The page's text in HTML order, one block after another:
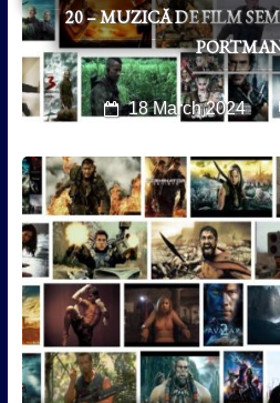
20 – MUZICĂ DE FILM
18 March 2024